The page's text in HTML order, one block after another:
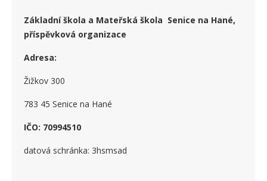
Základní škola a Mateřská škola Senice na Hané,
příspěvková organizace
Adresa:
Žižkov 300
783 45 Senice na Hané
IČO: 70994510
datová schránka: 3hsmsad